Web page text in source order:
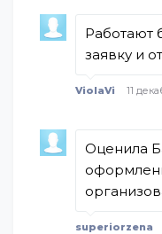
Работают
заявку и
ViolaVi 11
Оценила
superiorzena